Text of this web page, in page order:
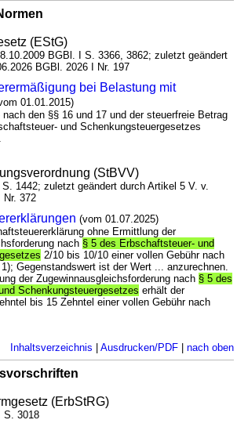
(EStG)
BGBl. I S. 3366, 3862; zuletzt geändert
BGBl. 2026 I Nr. 197
bei Belastung mit
01.01.2015)
nach den §§ 16 und 17 und der steuerfreie Betrag
und Schenkungsteuergesetzes
(StBVV)
1442; zuletzt geändert durch Artikel 5 V. v.
Nr. 372
(vom 01.07.2025)
ohne Ermittlung der
nach § 5 des Erbschaftsteuer- und
2/10 bis 10/10 einer vollen Gebühr nach
Gegenstandswert ist der Wert ... anzurechnen.
der Zugewinnausgleichsforderung nach § 5 des
Schenkungsteuergesetzes erhält der
bis 15 Zehntel einer vollen Gebühr nach
Inhaltsverzeichnis | Ausdrucken/PDF| nach oben
(ErbStRG)
S. 3018